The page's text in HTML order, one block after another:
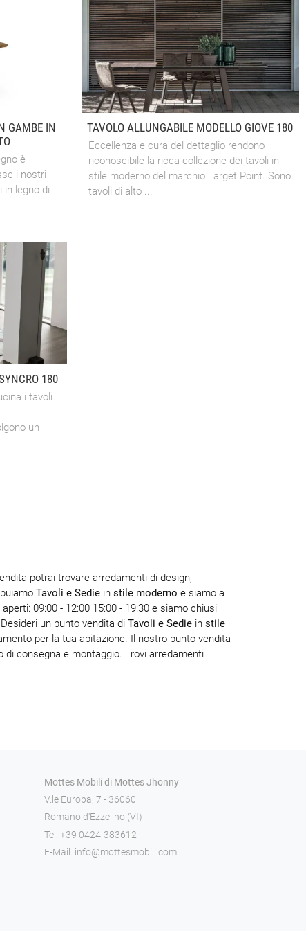
GAMBE IN
è
i nostri
in legno di
TAVOLO ALLUNGABILE MODELLO GIOVE 180
Eccellenza e cura del dettaglio rendono
riconoscibile la ricca collezione dei tavoli in
stile moderno del marchio Target Point. Sono
tavoli di alto ...
180
i tavoli
un
potrai trovare arredamenti di design,
Tavoli e Sedie in stile moderno e siamo a
09:00 - 12:00 15:00 - 19:30 e siamo chiusi
un punto vendita di Tavoli e Sedie in stile
per la tua abitazione. Il nostro punto vendita
consegna e montaggio. Trovi arredamenti
Mottes Mobili di Mottes Jhonny
V.le Europa, 7 - 36060
Romano d'Ezzelino (VI)
Tel. +39 0424-383612
E-Mail. info@mottesmobili.com